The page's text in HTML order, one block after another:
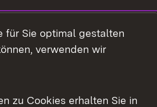
für Sie optimal gestalten
verwenden wir
zu Cookies erhalten Sie in